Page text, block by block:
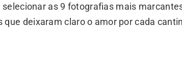
selecionar as 9 fotografias mais
que deixaram claro o amor por cada